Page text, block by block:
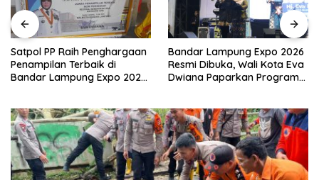
Satpol PP Raih Penghargaan
Penampilan Terbaik di
Bandar Lampung Expo 2026,
Masyarakat
Bandar Lampung Expo 2026
Resmi Dibuka, Wali Kota Eva
Dwiana Paparkan Program
Lampung